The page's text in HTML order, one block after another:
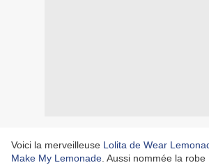
Voici la merveilleuse Lolita de Wear
Make My Lemonade . Aussi nommée la